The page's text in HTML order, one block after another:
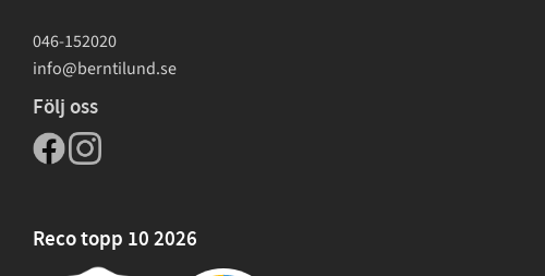
046-152020
info@berntilund.se
Följ oss
Reco topp 10 2026